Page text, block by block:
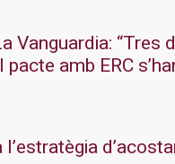
Vanguardia: “Tres
amb ERC